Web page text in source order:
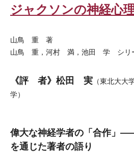
ジャクソンの神経心
山鳥 重 著
山鳥 重，河村 満，池田 学 シリ
《評 者》松田 実 （東北大大
学）
偉大な神経学者の「合作」
を通じた著者の語り